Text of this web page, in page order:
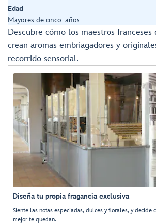
Edad
Mayores de cinco años
Descubre cómo los maestros
crean aromas embriagadores y
recorrido sensorial.
Diseña tu propia fragancia exclusiva
Siente las notas especiadas, dulces y florales, y decide
mejor te quedan.